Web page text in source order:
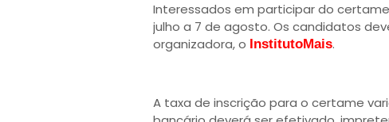
Interessados em participar do
julho a 7 de agosto. Os candidatos
organizadora, o InstitutoMais.
A taxa de inscrição para o certame